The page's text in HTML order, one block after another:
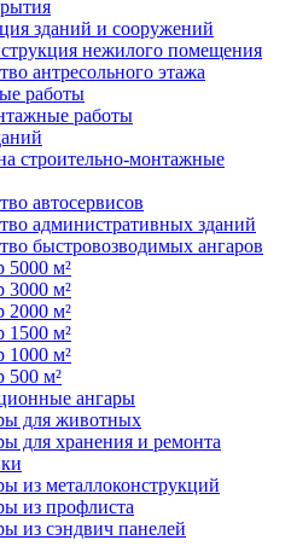
зданий и сооружений
нежилого помещения
антресольного этажа
работы
работы
строительно-монтажные
автосервисов
административных зданий
быстровозводимых ангаров
5000 м²
3000 м²
2000 м²
1500 м²
1000 м²
500 м²
ангары
для животных
для хранения и ремонта
из металлоконструкций
из профлиста
из сэндвич панелей